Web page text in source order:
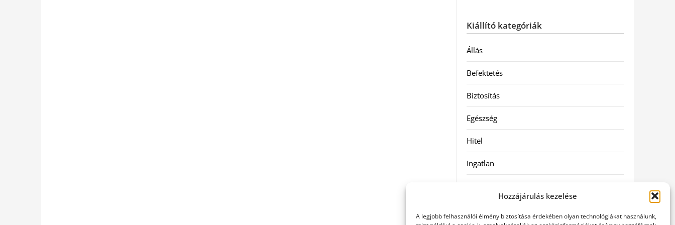
Hozzájárulás kezelése
A legjobb felhasználói élmény biztosítása érdekében olyan technológiákat használunk,
Kiállító kategóriák
Állás
Befektetés
Biztosítás
Egészség
Hitel
Ingatlan